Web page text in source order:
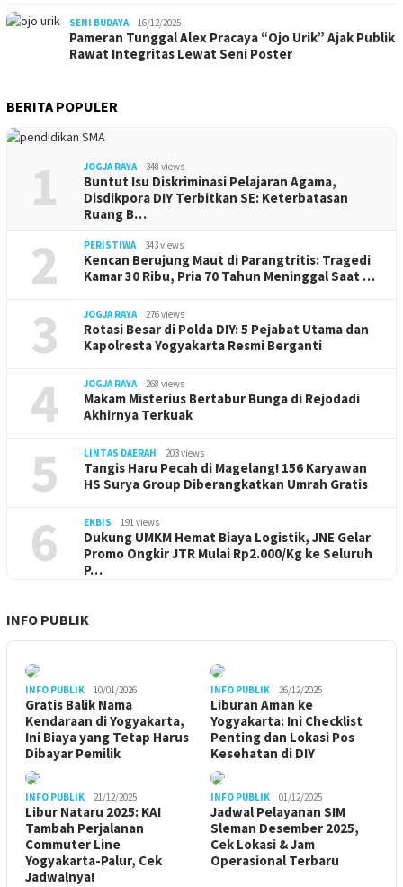
SENI BUDAYA 16/12/2025
Pameran Tunggal Alex Pracaya “Ojo Urik” Ajak Publik
Rawat Integritas Lewat Seni Poster
BERITA POPULER
1 JOGJA RAYA 348 views
Buntut Isu Diskriminasi Pelajaran Agama,
Disdikpora DIY Terbitkan SE: Keterbatasan
Ruang B…
2 PERISTIWA 343 views
Kencan Berujung Maut di Parangtritis: Tragedi
Kamar 30 Ribu, Pria 70 Tahun Meninggal Saat …
3 JOGJA RAYA 276 views
Rotasi Besar di Polda DIY: 5 Pejabat Utama dan
Kapolresta Yogyakarta Resmi Berganti
4 JOGJA RAYA 268 views
Makam Misterius Bertabur Bunga di Rejodadi
Akhirnya Terkuak
5 LINTAS DAERAH 203 views
Tangis Haru Pecah di Magelang! 156 Karyawan
HS Surya Group Diberangkatkan Umrah Gratis
6 EKBIS 191 views
Dukung UMKM Hemat Biaya Logistik, JNE Gelar
Promo Ongkir JTR Mulai Rp2.000/Kg ke Seluruh
P…
INFO PUBLIK
INFO PUBLIK 10/01/2026
Gratis Balik Nama
Kendaraan di Yogyakarta,
Ini Biaya yang Tetap Harus
Dibayar Pemilik
INFO PUBLIK 26/12/2025
Liburan Aman ke
Yogyakarta: Ini Checklist
Penting dan Lokasi Pos
Kesehatan di DIY
INFO PUBLIK 21/12/2025
Libur Nataru 2025: KAI
Tambah Perjalanan
Commuter Line
Yogyakarta-Palur, Cek
Jadwalnya!
INFO PUBLIK 01/12/2025
Jadwal Pelayanan SIM
Sleman Desember 2025,
Cek Lokasi & Jam
Operasional Terbaru